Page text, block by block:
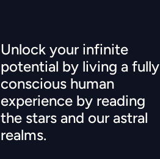
Unlock your infinite
potential by living a fully
conscious human
experience by reading
the stars and our astral
realms.